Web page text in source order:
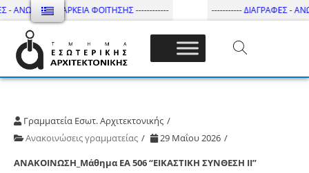
ΑΝΩΤΑΤΗ ΔΙΑΡΚΕΙΑ ΦΟΙΤΗΣΗΣ ------------ ----------- ΔΙΑΓΡΑΦΕΣ -
Τμήμα Εσωτ. Αρχιτεκτονικής – ΔΙ.ΠΑ.Ε
Γραμματεία Εσωτ. Αρχιτεκτονικής
Ανακοινώσεις γραμματείας
29 Μαΐου 2026
ΑΝΑΚΟΙΝΩΣΗ_Μάθημα ΕΑ 506 “ΕΙΚΑΣΤΙΚΗ ΣΥΝΘΕΣΗ ΙΙ”